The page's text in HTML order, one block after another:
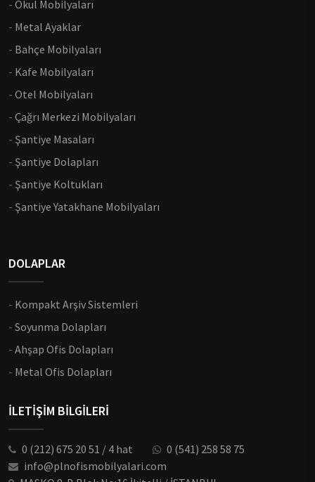
- Okul Mobilyaları
- Metal Ayaklar
- Bahçe Mobilyaları
- Kafe Mobilyaları
- Otel Mobilyaları
- Çağrı Merkezi Mobilyaları
- Şantiye Masaları
- Şantiye Dolapları
- Şantiye Koltukları
- Şantiye Yatakhane Mobilyaları
DOLAPLAR
- Kompakt Arşiv Sistemleri
- Soyunma Dolapları
- Ahşap Ofis Dolapları
- Metal Ofis Dolapları
İLETİŞİM BİLGİLERİ
0 (212) 675 20 51 / 4 hat
0 (541) 258 58 75
info@plnofismobilyalari.com